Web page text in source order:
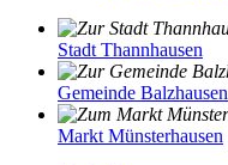
Stadt Thannhausen
Gemeinde Balzhausen
Markt Münsterhausen